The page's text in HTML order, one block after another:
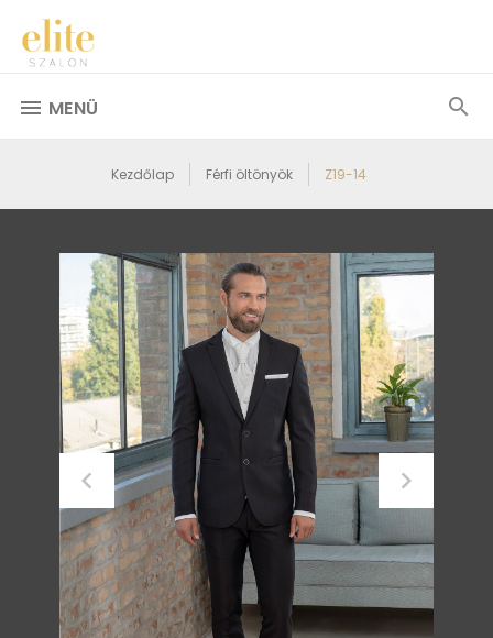
MENÜ
Kezdőlap Férfi öltönyök Z19-14